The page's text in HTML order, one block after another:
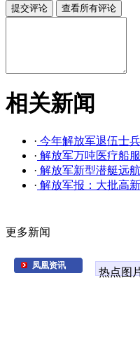
相关新闻
· 今年解放军退伍士
· 解放军万吨医疗船
· 解放军新型潜艇远
· 解放军报：大批高
更多新闻
凤凰资讯
热点图